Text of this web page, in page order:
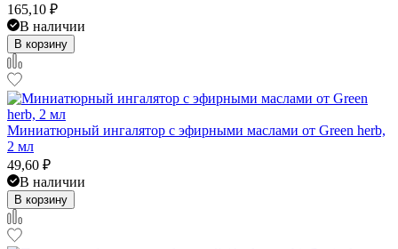
165,10 ₽
В наличии
В корзину
Миниатюрный ингалятор с эфирными маслами от Green herb,
2 мл
49,60 ₽
В наличии
В корзину